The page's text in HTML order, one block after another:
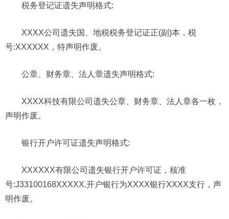
税务登记证遗失声明格式:
XXXX公司遗失国、地税税务登记证正(副)本，税
号:XXXXXX，特声明作废。
公章、财务章、法人章遗失声明格式:
XXXX科技有限公司遗失公章、财务章、法人章各一枚，
声明作废。
银行开户许可证遗失声明格式:
XXXXXX有限公司遗失银行开户许可证，核准
号:J33100168XXXXX.开户银行为XXXX银行XXXX支行，声
明作废。